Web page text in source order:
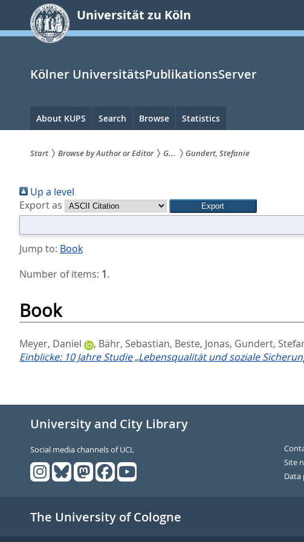
springen
Universität zu Köln
Kölner UniversitätsPublikationsServer
Hauptnavigation
About KUPS Search Browse Statistics
sind
hier:
Start Browse by Author or Editor G... Gundert, Stefanie
Up a level
Export as
Jump to: Book
Number of items: 1.
Book
Meyer, Daniel , Bähr, Sebastian, Beste, Jonas, Gundert,
Einblicke: 10 Jahre Studie „Lebensqualität und soziale
University and City Library
Social media channels of UCL
Site
Data
The University of Cologne